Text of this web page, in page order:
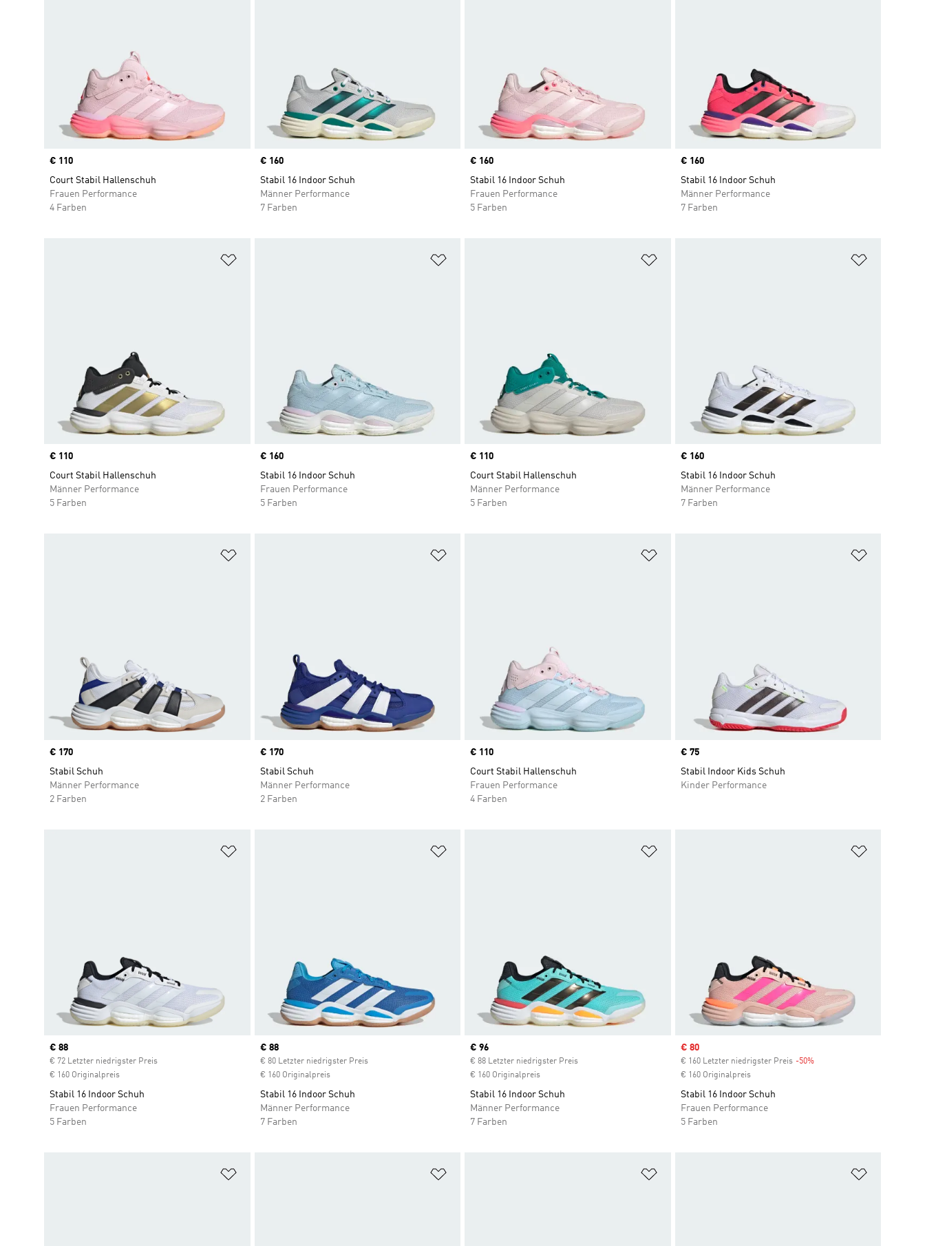
Price
€ 110
Court Stabil Hallenschuh
Frauen Performance
4 Farben
Price
€ 160
Stabil 16 Indoor Schuh
Männer Performance
7 Farben
Price
€ 160
Stabil 16 Indoor Schuh
Frauen Performance
5 Farben
Price
€ 160
Stabil 16 Indoor Schuh
Männer Performance
7 Farben
Price
€ 110
Court Stabil Hallenschuh
Männer Performance
5 Farben
Price
€ 160
Stabil 16 Indoor Schuh
Frauen Performance
5 Farben
Price
€ 110
Court Stabil Hallenschuh
Männer Performance
5 Farben
Price
€ 160
Stabil 16 Indoor Schuh
Männer Performance
7 Farben
Price
€ 170
Stabil Schuh
Männer Performance
2 Farben
Price
€ 170
Stabil Schuh
Männer Performance
2 Farben
Price
€ 110
Court Stabil Hallenschuh
Frauen Performance
4 Farben
Price
€ 75
Stabil Indoor Kids Schuh
Kinder Performance
Current price
€ 88
€ 72 Letzter niedrigster Preis
€ 160 Originalpreis
Stabil 16 Indoor Schuh
Frauen Performance
5 Farben
Current price
€ 88
€ 80 Letzter niedrigster Preis
€ 160 Originalpreis
Stabil 16 Indoor Schuh
Männer Performance
7 Farben
Current price
€ 96
€ 88 Letzter niedrigster Preis
€ 160 Originalpreis
Stabil 16 Indoor Schuh
Männer Performance
7 Farben
Sale price
€ 80
€ 160 Letzter niedrigster Preis -50%Discount
€ 160 Originalpreis
Stabil 16 Indoor Schuh
Frauen Performance
5 Farben